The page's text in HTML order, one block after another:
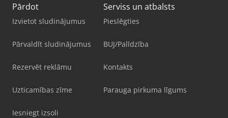
Pārdot
Izvietot sludinājumus
Pārvaldīt sludinājumus
Rezervēt reklāmu
Uzticamības zīme
Iesniegt izsoli
Serviss un atbalsts
Pieslēgties
BUJ/Palīdzība
Kontakts
Parauga pirkuma līgums